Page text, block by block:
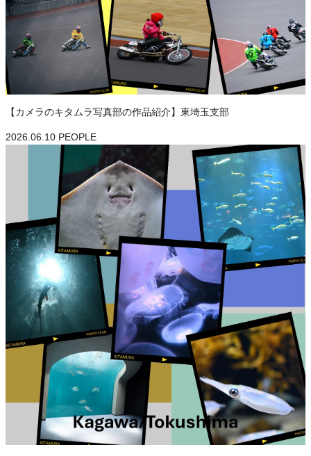
【カメラのキタムラ写真部の作品紹介】東埼玉支部
2026.06.10 PEOPLE